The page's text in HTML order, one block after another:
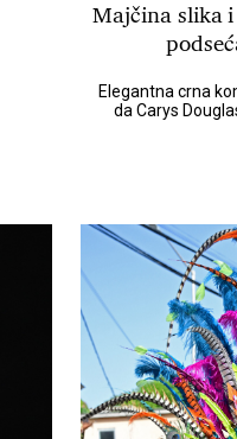
Majčina slika
Elegantna crna
da Carys